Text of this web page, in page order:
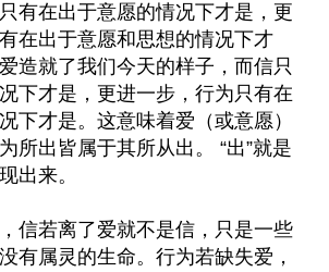
有在出于意愿的情况下才是，更
在出于意愿和思想的情况下才
造就了我们今天的样子，而信只
下才是，更进一步，行为只有在
下才是。这意味着爱（或意愿）
所出皆属于其所从出。 “出”就是
出来。
信若离了爱就不是信，只是一些
有属灵的生命。行为若缺失爱，